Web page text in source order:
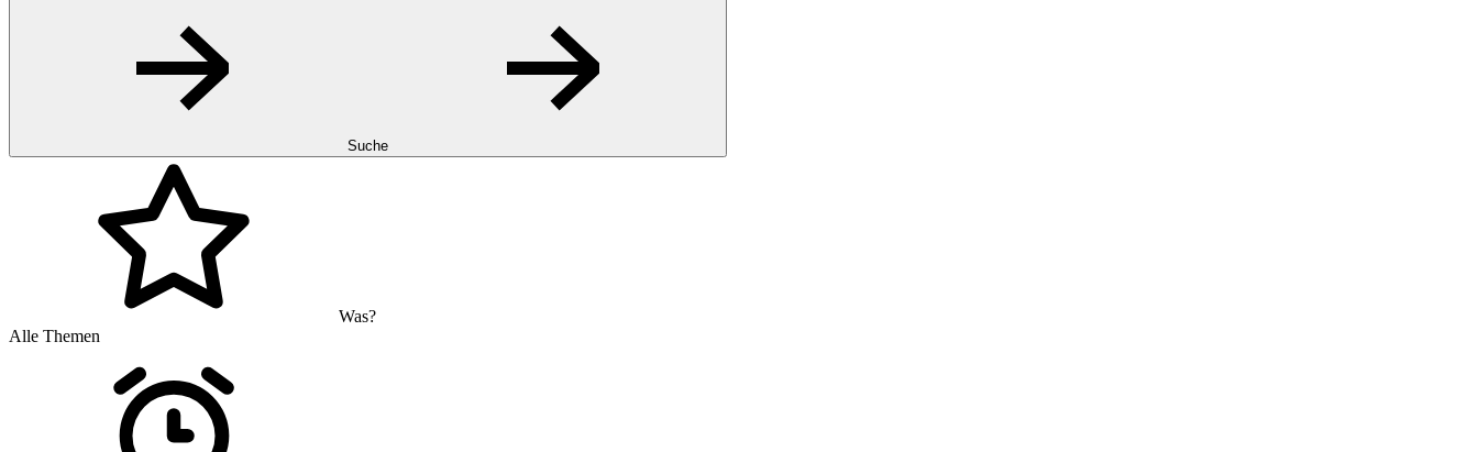
Suche
Was?
Alle Themen